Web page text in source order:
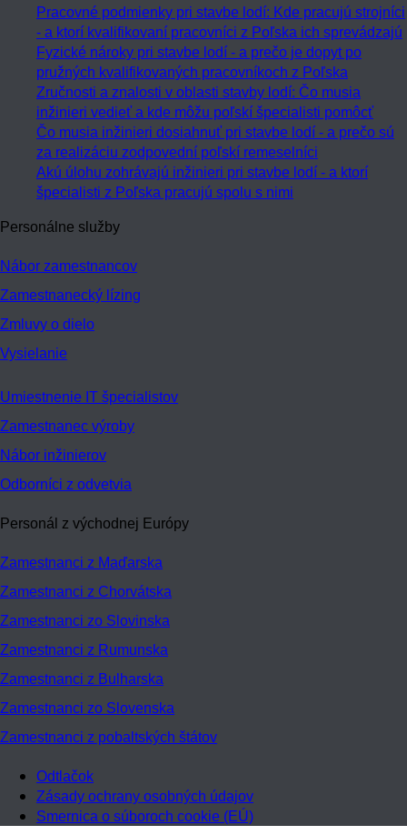
Pracovné podmienky pri stavbe lodí: Kde pracujú strojníci
- a ktorí kvalifikovaní pracovníci z Poľska ich sprevádzajú
Fyzické nároky pri stavbe lodí - a prečo je dopyt po
pružných kvalifikovaných pracovníkoch z Poľska
Zručnosti a znalosti v oblasti stavby lodí: Čo musia
inžinieri vedieť a kde môžu poľskí špecialisti pomôcť
Čo musia inžinieri dosiahnuť pri stavbe lodí - a prečo sú
za realizáciu zodpovední poľskí remeselníci
Akú úlohu zohrávajú inžinieri pri stavbe lodí - a ktorí
špecialisti z Poľska pracujú spolu s nimi
Personálne služby
Nábor zamestnancov
Zamestnanecký lízing
Zmluvy o dielo
Vysielanie
Umiestnenie IT špecialistov
Zamestnanec výroby
Nábor inžinierov
Odborníci z odvetvia
Personál z východnej Európy
Zamestnanci z Maďarska
Zamestnanci z Chorvátska
Zamestnanci zo Slovinska
Zamestnanci z Rumunska
Zamestnanci z Bulharska
Zamestnanci zo Slovenska
Zamestnanci z pobaltských štátov
Odtlačok
Zásady ochrany osobných údajov
Smernica o súboroch cookie (EÚ)